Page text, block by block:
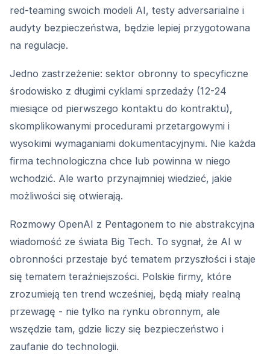
red-teaming swoich modeli AI, testy adversarialne i
audyty bezpieczeństwa, będzie lepiej przygotowana
na regulacje.
Jedno zastrzeżenie: sektor obronny to specyficzne
środowisko z długimi cyklami sprzedaży (12-24
miesiące od pierwszego kontaktu do kontraktu),
skomplikowanymi procedurami przetargowymi i
wysokimi wymaganiami dokumentacyjnymi. Nie każda
firma technologiczna chce lub powinna w niego
wchodzić. Ale warto przynajmniej wiedzieć, jakie
możliwości się otwierają.
Rozmowy OpenAI z Pentagonem to nie abstrakcyjna
wiadomość ze świata Big Tech. To sygnał, że AI w
obronności przestaje być tematem przyszłości i staje
się tematem teraźniejszości. Polskie firmy, które
zrozumieją ten trend wcześniej, będą miały realną
przewagę - nie tylko na rynku obronnym, ale
wszędzie tam, gdzie liczy się bezpieczeństwo i
zaufanie do technologii.